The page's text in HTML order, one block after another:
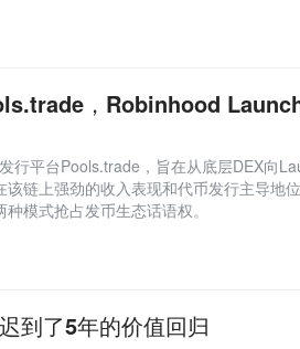
，Robinhood
行平台Pools.trade，旨在从底层DEX向
链上强劲的收入表现和代币发行主导地
模式抢占发币生态话语权。
到了5年的价值回归